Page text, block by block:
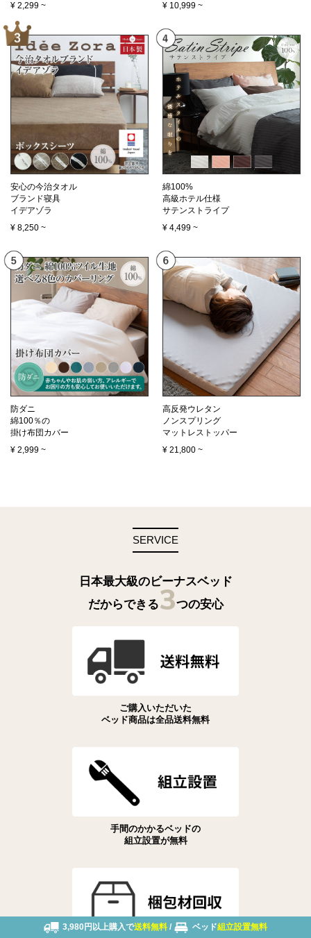
¥ 2,299 ~
¥ 10,999 ~
安心の今治タオル
ブランド寝具
イデアゾラ
¥ 8,250 ~
綿100%
高級ホテル仕様
サテンストライプ
¥ 4,499 ~
防ダニ
綿100％の
掛け布団カバー
¥ 2,999 ~
高反発ウレタン
ノンスプリング
マットレストッパー
¥ 21,800 ~
SERVICE
日本最大級のビーナスベッド
だからできる3つの安心
ご購入いただいた
ベッド商品は全品送料無料
手間のかかるベッドの
組立設置が無料
3,980円以上購入で送料無料 / ベッド組立設置無料